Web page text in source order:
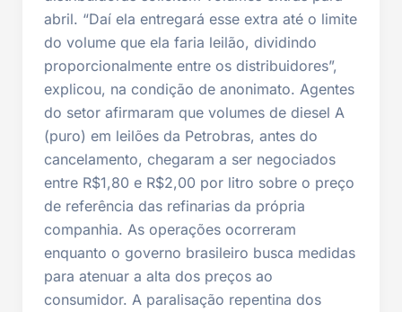
abril. “Daí ela entregará esse extra até o limite
do volume que ela faria leilão, dividindo
proporcionalmente entre os distribuidores”,
explicou, na condição de anonimato. Agentes
do setor afirmaram que volumes de diesel A
(puro) em leilões da Petrobras, antes do
cancelamento, chegaram a ser negociados
entre R$1,80 e R$2,00 por litro sobre o preço
de referência das refinarias da própria
companhia. As operações ocorreram
enquanto o governo brasileiro busca medidas
para atenuar a alta dos preços ao
consumidor. A paralisação repentina dos